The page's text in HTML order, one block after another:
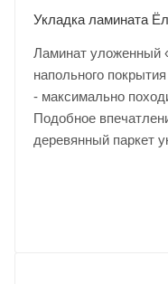
Укладка ламината
Ламинат уложенный
напольного
- максимально
Подобное
деревянный паркет